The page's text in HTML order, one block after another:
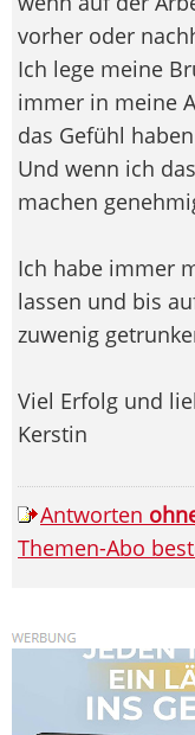
vorher oder
Ich lege meine
immer in meine
das Gefühl
Und wenn ich
machen
Ich habe immer
lassen und bis
zuwenig
Viel Erfolg und
Kerstin
Antworten
Themen-Abo